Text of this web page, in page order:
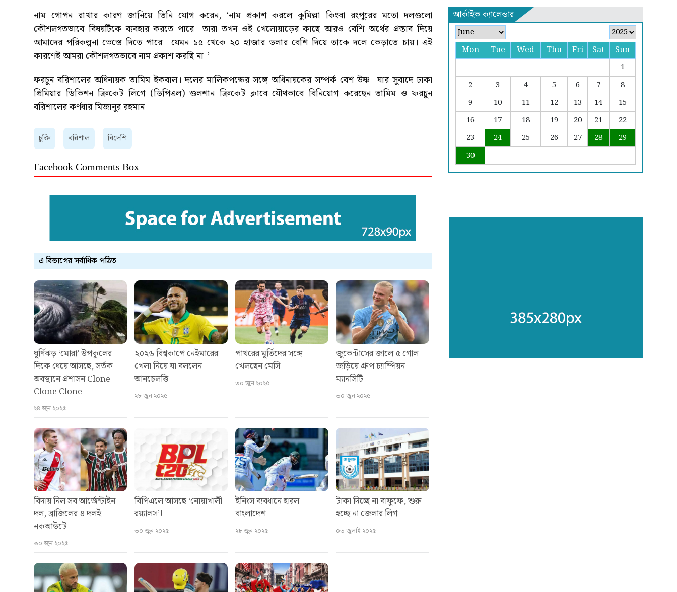
নাম গোপন রাখার কারণ জানিয়ে তিনি যোগ করেন, ‘নাম প্রকাশ করলে কুমিল্লা কিংবা রংপুরের মতো দলগুলো
কৌশলগতভাবে বিষয়টিকে ব্যবহার করতে পারে। তারা তখন ওই খেলোয়াড়ের কাছে আরও বেশি অর্থের প্রস্তাব দিয়ে
আমাদের পরিকল্পনা ভেস্তে দিতে পারে—যেমন ১৫ থেকে ২০ হাজার ডলার বেশি দিয়ে তাকে দলে ভেড়াতে চায়। এই
কারণেই আমরা কৌশলগতভাবে নাম প্রকাশ করছি না।’
ফরচুন বরিশালের অধিনায়ক তামিম ইকবাল। দলের মালিকপক্ষের সঙ্গে অধিনায়কের সম্পর্ক বেশ উষ্ণ। যার সুবাদে ঢাকা
প্রিমিয়ার ডিভিশন ক্রিকেট লিগে (ডিপিএল) গুলশান ক্রিকেট ক্লাবে যৌথভাবে বিনিয়োগ করেছেন তামিম ও ফরচুন
বরিশালের কর্ণধার মিজানুর রহমান।
চুক্তি বরিশাল বিদেশি
Facebook Comments Box
এ বিভাগের সর্বাধিক পঠিত
ঘূর্ণিঝড় ‘মোরা’ উপকূলের
দিকে ধেয়ে আসছে, সর্তক
অবস্থানে প্রশাসন Clone
Clone Clone
২৪ জুন ২০২৫
২০২৬ বিশ্বকাপে নেইমারের
খেলা নিয়ে যা বললেন
আনচেলত্তি
২৮ জুন ২০২৫
পাথরের মূর্তিদের সঙ্গে
খেলছেন মেসি
৩০ জুন ২০২৫
জুভেন্টাসের জালে ৫ গোল
জড়িয়ে গ্রুপ চ্যাম্পিয়ন
ম্যানসিটি
৩০ জুন ২০২৫
বিদায় নিল সব আর্জেন্টাইন
দল, ব্রাজিলের ৪ দলই
নকআউটে
৩০ জুন ২০২৫
বিপিএলে আসছে ‘নোয়াখালী
রয়্যালস’!
৩০ জুন ২০২৫
ইনিংস ব্যবধানে হারল
বাংলাদেশ
২৮ জুন ২০২৫
টাকা দিচ্ছে না বাফুফে, শুরু
হচ্ছে না জেলার লিগ
০৩ জুলাই ২০২৫
আর্কাইভ ক্যালেন্ডার
Mon Tue Wed Thu Fri Sat Sun
1
2
3 4 5 6 7
8
9
10 11 12 13 14
15
16
17 18 19 20 21
22
23
24 25 26 27 28
29
30